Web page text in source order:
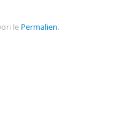
le Permalien.